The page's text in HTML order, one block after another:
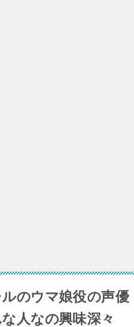
のウマ娘役の声優
人なの興味深々